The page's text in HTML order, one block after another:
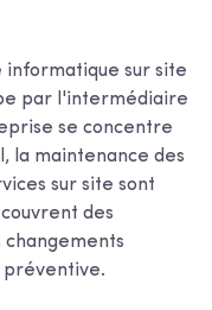
informatique sur site
par l'intermédiaire
se concentre
la maintenance des
sur site sont
des